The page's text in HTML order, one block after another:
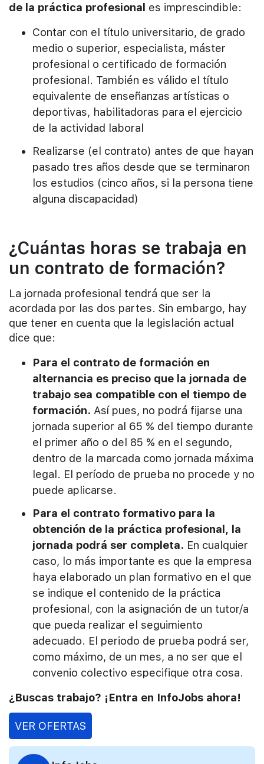
de la práctica profesional es imprescindible:
Contar con el título universitario, de grado
medio o superior, especialista, máster
profesional o certificado de formación
profesional. También es válido el título
equivalente de enseñanzas artísticas o
deportivas, habilitadoras para el ejercicio
de la actividad laboral
Realizarse (el contrato) antes de que hayan
pasado tres años desde que se terminaron
los estudios (cinco años, si la persona tiene
alguna discapacidad)
¿Cuántas horas se trabaja en
un contrato de formación?
La jornada profesional tendrá que ser la
acordada por las dos partes. Sin embargo, hay
que tener en cuenta que la legislación actual
dice que:
Para el contrato de formación en
alternancia es preciso que la jornada de
trabajo sea compatible con el tiempo de
formación. Así pues, no podrá fijarse una
jornada superior al 65 % del tiempo durante
el primer año o del 85 % en el segundo,
dentro de la marcada como jornada máxima
legal. El período de prueba no procede y no
puede aplicarse.
Para el contrato formativo para la
obtención de la práctica profesional, la
jornada podrá ser completa. En cualquier
caso, lo más importante es que la empresa
haya elaborado un plan formativo en el que
se indique el contenido de la práctica
profesional, con la asignación de un tutor/a
que pueda realizar el seguimiento
adecuado. El periodo de prueba podrá ser,
como máximo, de un mes, a no ser que el
convenio colectivo especifique otra cosa.
¿Buscas trabajo? ¡Entra en InfoJobs ahora!
VER OFERTAS